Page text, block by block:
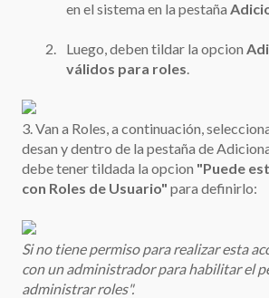
en el sistema en la pestaña
Luego, deben tildar la opcion
válidos para roles.
3. Van a Roles, a continuación,
desan y dentro de la pestaña de
debe tener tildada la opcion "Puede
con Roles de Usuario" para definirlo:
Si no tiene permiso para realizar esta
con un administrador para habilitar el
administrar roles".